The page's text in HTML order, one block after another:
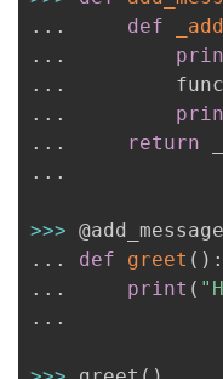
. . . def
. . .
. . .
         func
. . .
. . . return
. . .
>>>
. . . def greet ( ) :
. . . print (
. . .